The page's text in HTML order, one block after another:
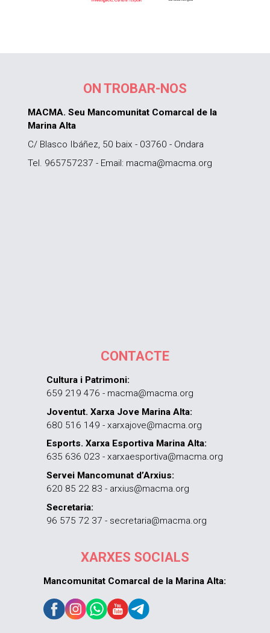
ON TROBAR-NOS
MACMA. Seu Mancomunitat Comarcal de la
Marina Alta
C/ Blasco Ibáñez, 50 baix - 03760 - Ondara
Tel. 965757237 - Email: macma@macma.org
CONTACTE
Cultura i Patrimoni:
659 219 476 - macma@macma.org
Joventut. Xarxa Jove Marina Alta:
680 516 149 - xarxajove@macma.org
Esports. Xarxa Esportiva Marina Alta:
635 636 023 - xarxaesportiva@macma.org
Servei Mancomunat d’Arxius:
620 85 22 83 - arxius@macma.org
Secretaria:
96 575 72 37 - secretaria@macma.org
XARXES SOCIALS
Mancomunitat Comarcal de la Marina Alta: